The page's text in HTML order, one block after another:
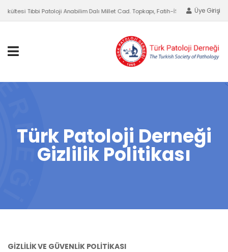
Tıbbi Patoloji Anabilim Dalı Millet Cad. Topkapı, Fatih-İSTANBUL Üye Girişi
Türk Patoloji Derneği
Gizlilik Politikası
GİZLİLİK VE GÜVENLİK POLİTİKASI